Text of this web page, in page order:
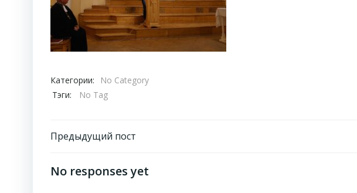
Категории:
No Category
Тэги:
No Tag
Навигация
по
Предыдущий пост
No responses yet